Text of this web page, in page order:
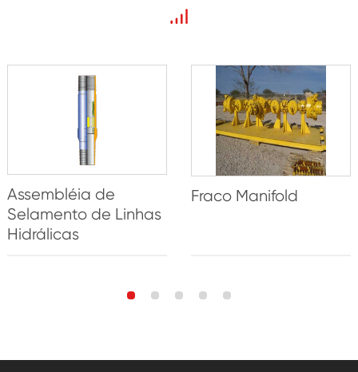
Assembléia de
Selamento de Linhas
Hidrálicas
Fraco Manifold